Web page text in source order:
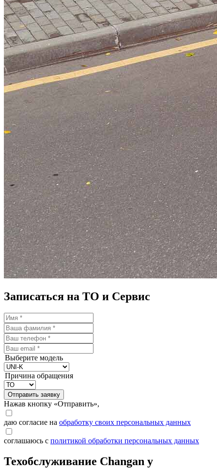
Записаться на ТО и Сервис
Выберите модель
Причина обращения
Отправить заявку
Нажав кнопку «Отправить»,
даю согласие на обработку своих персональных данных
соглашаюсь с политикой обработки персональных данных
Техобслуживание Changan у